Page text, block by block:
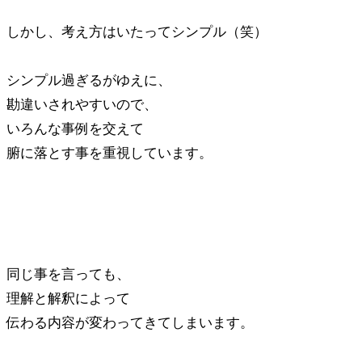
しかし、考え方はいたってシンプル（笑）
シンプル過ぎるがゆえに、
勘違いされやすいので、
いろんな事例を交えて
腑に落とす事を重視しています。
同じ事を言っても、
理解と解釈によって
伝わる内容が変わってきてしまいます。